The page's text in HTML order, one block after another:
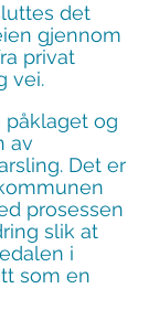
det
gjennom
privat
vei.
og
av
Det er
prosessen
slik at
i
som en